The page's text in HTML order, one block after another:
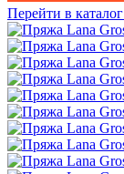
Перейти в